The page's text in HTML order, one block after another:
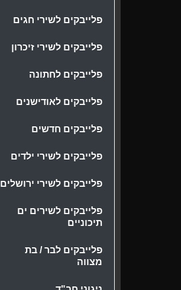
פלייבקים לשירי חגים
פלייבקים לשירי זיכרון
פלייבקים לחתונה
פלייבקים לאודישנים
פלייבקים חדשים
פלייבקים לשירי ילדים
פלייבקים לשירי ירושלים
פלייבקים לשירים ים
תיכוניים
פלייבקים לבר / בת
מצווה